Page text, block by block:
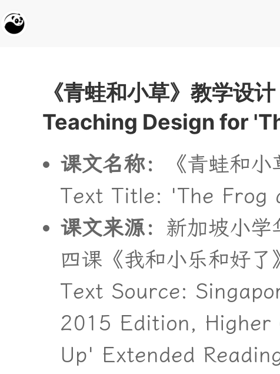
《青蛙和小草》教学设计
Teaching Design for
课文名称： 《青蛙和小
Text Title: 'The Frog
课文来源： 新加坡小学
四课 《我和小乐和好了
Text Source:
2015 Edition, Higher
Up' Extended